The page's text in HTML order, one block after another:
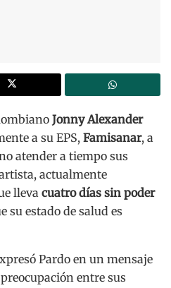
Jonny Alexander
a su EPS, Famisanar, a
atender a tiempo sus
actualmente
lleva cuatro días sin poder
su estado de salud es
Pardo en un mensaje
entre sus